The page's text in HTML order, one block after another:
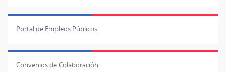
Portal de Empleos Públicos
Convenios de Colaboración